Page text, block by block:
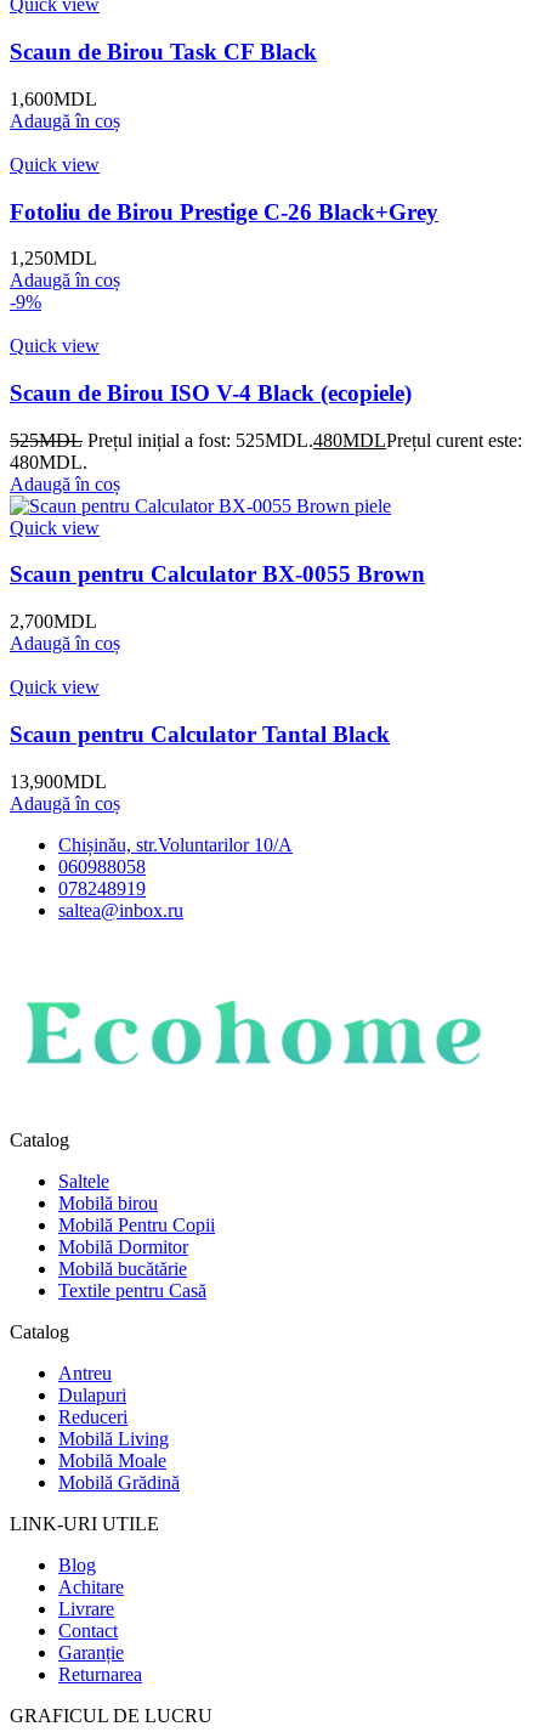
Quick view
Scaun de Birou Task CF Black
1,600MDL
Adaugă în coș
Quick view
Fotoliu de Birou Prestige C-26 Black+Grey
1,250MDL
Adaugă în coș
-9%
Quick view
Scaun de Birou ISO V-4 Black (ecopiele)
525MDL Prețul inițial a fost: 525MDL.480MDLPrețul curent este:
480MDL.
Adaugă în coș
Quick view
Scaun pentru Calculator BX-0055 Brown
2,700MDL
Adaugă în coș
Quick view
Scaun pentru Calculator Tantal Black
13,900MDL
Adaugă în coș
Chișinău, str.Voluntarilor 10/A
060988058
078248919
saltea@inbox.ru
Catalog
Saltele
Mobilă birou
Mobilă Pentru Copii
Mobilă Dormitor
Mobilă bucătărie
Textile pentru Casă
Catalog
Antreu
Dulapuri
Reduceri
Mobilă Living
Mobilă Moale
Mobilă Grădină
LINK-URI UTILE
Blog
Achitare
Livrare
Contact
Garanție
Returnarea
GRAFICUL DE LUCRU